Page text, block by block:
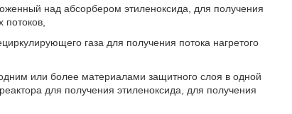
над абсорбером этиленоксида, для получения
газа для получения потока нагретого
или более материалами защитного слоя в одной
для получения этиленоксида, для получения